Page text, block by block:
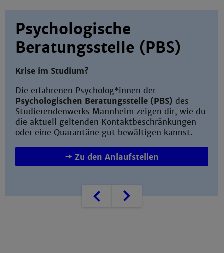
Zurück
Psychologische
Beratungsstelle (PBS)
Krise im Studium?
Die erfahrenen Psycholog*innen der
Psychologischen Beratungsstelle (PBS) des
Studierendenwerks Mannheim zeigen dir, wie du
die aktuell geltenden Kontaktbeschränkungen
oder eine Quarantäne gut bewältigen kannst.
Zu den Anlaufstellen
Weiter